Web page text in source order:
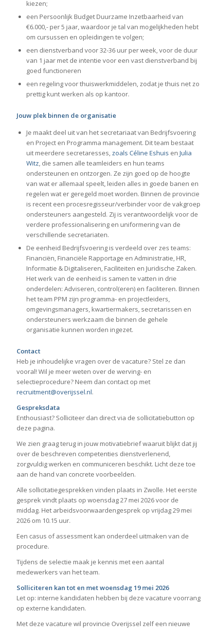
kiezen;
een Persoonlijk Budget Duurzame Inzetbaarheid van
€6.000,- per 5 jaar, waardoor je tal van mogelijkheden hebt
om cursussen en opleidingen te volgen;
een dienstverband voor 32-36 uur per week, voor de duur
van 1 jaar met de intentie voor een vast dienstverband bij
goed functioneren
een regeling voor thuiswerkmiddelen, zodat je thuis net zo
prettig kunt werken als op kantoor.
Jouw plek binnen de organisatie
Je maakt deel uit van het secretariaat van Bedrijfsvoering
en Project en Programma management. Dit team bestaat
uit meerdere secretaresses, zoals Céline Eshuis en Julia
Witz, die samen alle teamleiders en hun teams
ondersteunen en ontzorgen. Ze zijn goed op de hoogte
van wat er allemaal speelt, leiden alles in goede banen en
regelen wat er geregeld moet worden. Binnen de provincie
is recent een procesregisseur/verbinder voor de vakgroep
ondersteuners aangesteld. Zij is verantwoordelijk voor de
verdere professionalisering en uniformering van de
verschillende secretariaten.
De eenheid Bedrijfsvoering is verdeeld over zes teams:
Financiën, Financiële Rapportage en Administratie, HR,
Informatie & Digitaliseren, Faciliteiten en Juridische Zaken.
Het werk van de eenheid is samen te vatten in drie
onderdelen: Adviseren, control(eren) en faciliteren. Binnen
het team PPM zijn programma- en projectleiders,
omgevingsmanagers, kwartiermakers, secretarissen en
ondersteuners werkzaam die binnen de gehele
organisatie kunnen worden ingezet.
Contact
Heb je inhoudelijke vragen over de vacature? Stel ze dan
vooral! Wil je meer weten over de werving- en
selectieprocedure? Neem dan contact op met
recruitment@overijssel.nl.
Gespreksdata
Enthousiast? Solliciteer dan direct via de sollicitatiebutton op
deze pagina.
We zien graag terug in jouw motivatiebrief waaruit blijkt dat jij
over de beschreven competenties dienstverlenend,
zorgvuldig werken en communiceren beschikt. Licht deze toe
aan de hand van concrete voorbeelden.
Alle sollicitatiegesprekken vinden plaats in Zwolle. Het eerste
gesprek vindt plaats op woensdag 27 mei 2026 voor de
middag. Het arbeidsvoorwaardengesprek op vrijdag 29 mei
2026 om 10.15 uur.
Een casus of assessment kan onderdeel uitmaken van de
procedure.
Tijdens de selectie maak je kennis met een aantal
medewerkers van het team.
Solliciteren kan tot en met woensdag 19 mei 2026
Let op: interne kandidaten hebben bij deze vacature voorrang
op externe kandidaten.
Met deze vacature wil provincie Overijssel zelf een nieuwe